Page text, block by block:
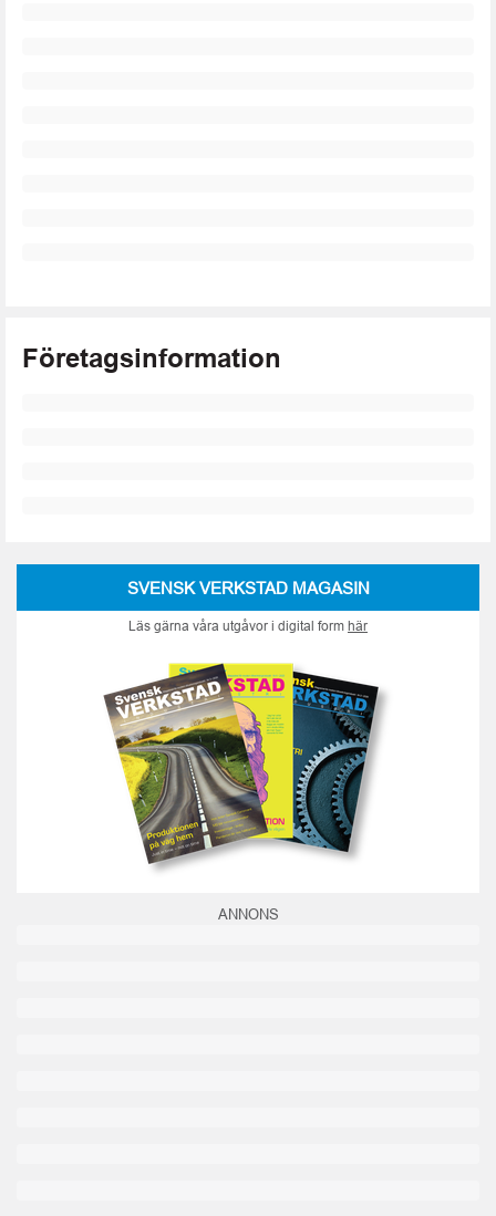
Företagsinformation
SVENSK VERKSTAD MAGASIN
Läs gärna våra utgåvor i digital form här
ANNONS